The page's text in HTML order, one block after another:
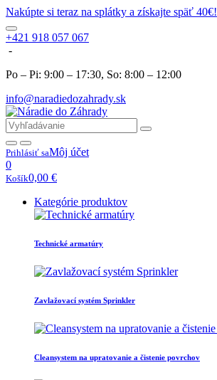
Nakúpte si teraz na splátky a získajte späť 40€!
+421 918 057 067
-
Po – Pi: 9:00 – 17:30, So: 8:00 – 12:00
info@naradiedozahrady.sk
Prihlásiť saMôj účet
0
Košík0,00 €
Kategórie produktov
Technické armatúry
Zavlažovací systém Sprinkler
Cleansystem na upratovanie a čistenie povrchov